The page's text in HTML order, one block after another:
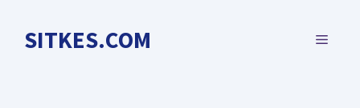
SITKES.COM MENU